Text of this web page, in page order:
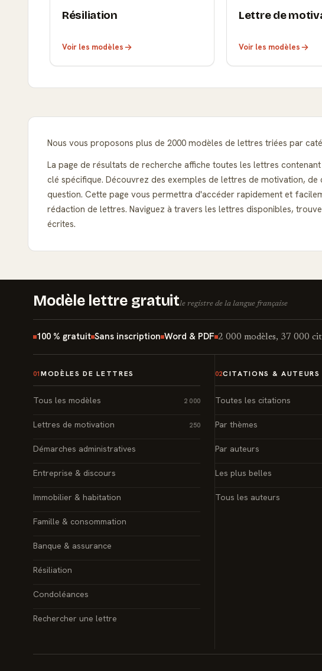
Résiliation
Voir les modèles
Lettre de
Voir les modèles
Nous vous proposons plus de 2000 modèles de lettres triées par
La page de résultats de recherche affiche toutes les lettres
clé spécifique. Découvrez des exemples de lettres de motivation,
question. Cette page vous permettra d'accéder rapidement et
rédaction de lettres. Naviguez à travers les lettres disponibles,
écrites.
Modèle lettre gratuitle registre de la langue française
100 % gratuit Sans inscription Word & PDF 2 000 modèles, 37 000
01 MODÈLES DE LETTRES
Tous les modèles 2 000
Lettres de motivation 250
Démarches administratives
Entreprise & discours
Immobilier & habitation
Famille & consommation
Banque & assurance
Résiliation
Condoléances
Rechercher une lettre
02CITATIONS & AUTEURS
Toutes les citations
Par thèmes
Par auteurs
Les plus belles
Tous les auteurs